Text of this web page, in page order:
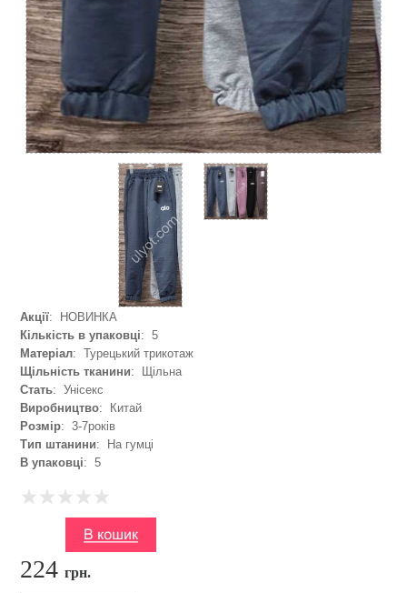
Акції: НОВИНКА
Кількість в упаковці: 5
Матеріал: Турецький трикотаж
Щільність тканини: Щільна
Стать: Унісекс
Виробництво: Китай
Розмір: 3-7років
Тип штанини: На гумці
В упаковці: 5
224грн.